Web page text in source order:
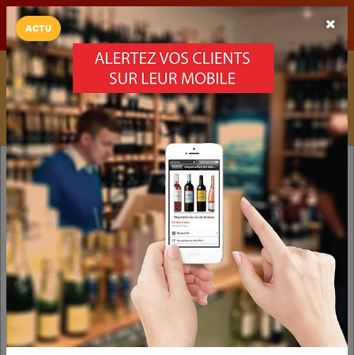
LaCarte LaCarte sur
Play Store
Installez l'App LaCarte
Téléchargez gratuitement l'app LaCarte pour suivre vos
commerces favoris et ne rien rater !
Télécharger Plus tard
ACTU